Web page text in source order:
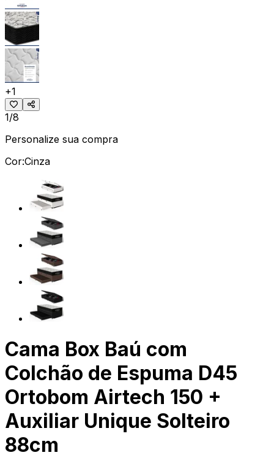
+1
1/8
Personalize sua compra
Cor:Cinza
Cama Box Baú com
Colchão de Espuma D45
Ortobom Airtech 150 +
Auxiliar Unique Solteiro
88cm